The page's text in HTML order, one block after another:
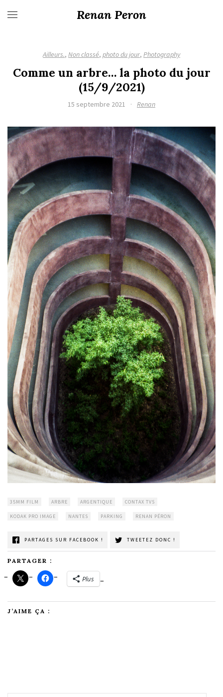
Renan Peron
Ailleurs., Non classé, photo du jour, Photography
Comme un arbre… la photo du jour
(15/9/2021)
15 septembre 2021 · Renan
35MM FILM ARBRE ARGENTIQUE CONTAX TVS
KODAK PRO IMAGE NANTES PARKING RENAN PÉRON
PARTAGES SUR FACEBOOK ! TWEETEZ DONC !
PARTAGER :
Plus
J’AIME ÇA :